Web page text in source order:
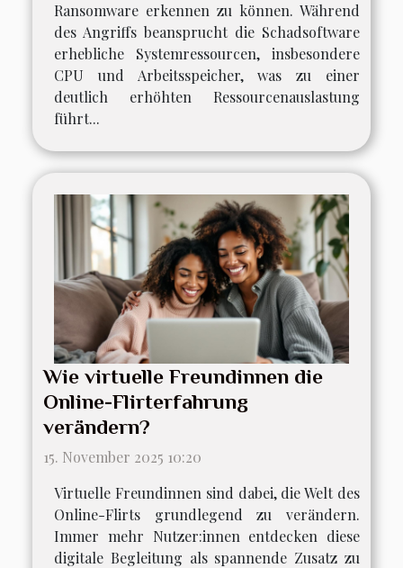
Ransomware erkennen zu können. Während
des Angriffs beansprucht die Schadsoftware
erhebliche Systemressourcen, insbesondere
CPU und Arbeitsspeicher, was zu einer
deutlich erhöhten Ressourcenauslastung
führt...
Wie virtuelle Freundinnen die
Online-Flirterfahrung
verändern?
15. November 2025 10:20
Virtuelle Freundinnen sind dabei, die Welt des
Online-Flirts grundlegend zu verändern.
Immer mehr Nutzer:innen entdecken diese
digitale Begleitung als spannende Zusatz zu